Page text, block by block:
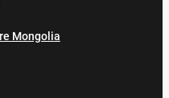
Mongolia